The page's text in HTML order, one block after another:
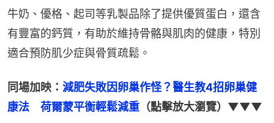
牛奶、優格、起司等乳製品除了提供優質蛋白，還含
有豐富的鈣質，有助於維持骨骼與肌肉的健康，特別
適合預防肌少症與骨質疏鬆。
同場加映： 減肥失敗因卵巢作怪？醫生教4招卵巢健
康法　荷爾蒙平衡輕鬆減重 （點擊放大瀏覽）▼▼▼